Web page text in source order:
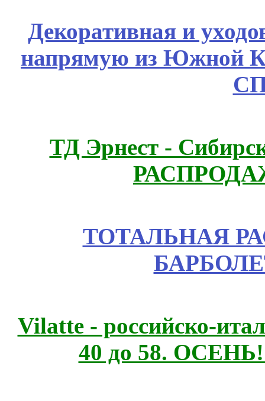
Декоративная и
напрямую из
ТД Эрнест -
ТОТАЛЬНАЯ
Vilatte - российско-
40 до 58.